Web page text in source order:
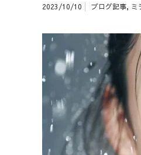
2023/10/10 ブログ記事, ミ